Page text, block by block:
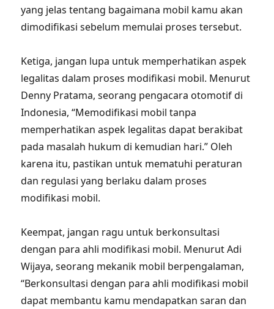
yang jelas tentang bagaimana mobil kamu akan
dimodifikasi sebelum memulai proses tersebut.
Ketiga, jangan lupa untuk memperhatikan aspek
legalitas dalam proses modifikasi mobil. Menurut
Denny Pratama, seorang pengacara otomotif di
Indonesia, “Memodifikasi mobil tanpa
memperhatikan aspek legalitas dapat berakibat
pada masalah hukum di kemudian hari.” Oleh
karena itu, pastikan untuk mematuhi peraturan
dan regulasi yang berlaku dalam proses
modifikasi mobil.
Keempat, jangan ragu untuk berkonsultasi
dengan para ahli modifikasi mobil. Menurut Adi
Wijaya, seorang mekanik mobil berpengalaman,
“Berkonsultasi dengan para ahli modifikasi mobil
dapat membantu kamu mendapatkan saran dan